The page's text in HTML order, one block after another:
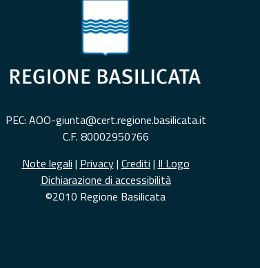
PEC: AOO-giunta@cert.regione.basilicata.it
C.F. 80002950766
Note legali | Privacy| Crediti | Il Logo
Dichiarazione di accessibilità
©2010 Regione Basilicata